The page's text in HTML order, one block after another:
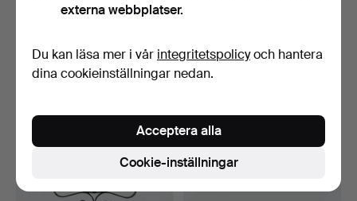
externa webbplatser.
Du kan läsa mer i vår integritetspolicyoch hantera
dina cookieinställningar nedan.
Cookie-inställningar
Acceptera alla